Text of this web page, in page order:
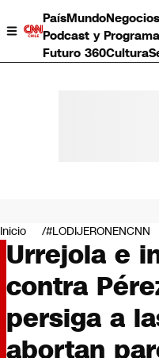
PaísMundoNegocios
Podcast y
Futuro 360Cultura
Negocios
Deportes
Programas completos
Cultura
Servicios
Bits
CNN tiempo
Inicio #LODIJERONENCNN
Urrejola e
contra
persiga a
abortan